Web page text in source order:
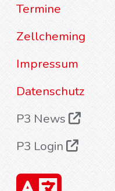
Termine
Zellcheming
Impressum
Datenschutz
P3 News
P3 Login